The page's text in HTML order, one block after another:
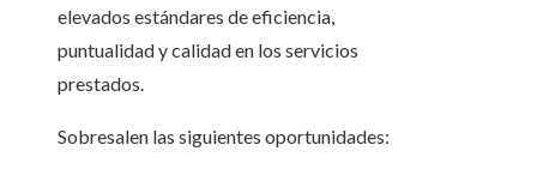
elevados estándares de eficiencia,
puntualidad y calidad en los servicios
prestados.
Sobresalen las siguientes oportunidades: